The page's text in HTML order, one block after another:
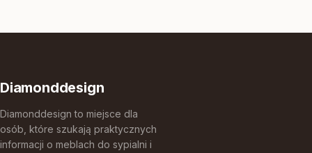
Diamonddesign
Diamonddesign to miejsce dla
osób, które szukają praktycznych
informacji o meblach do sypialni i